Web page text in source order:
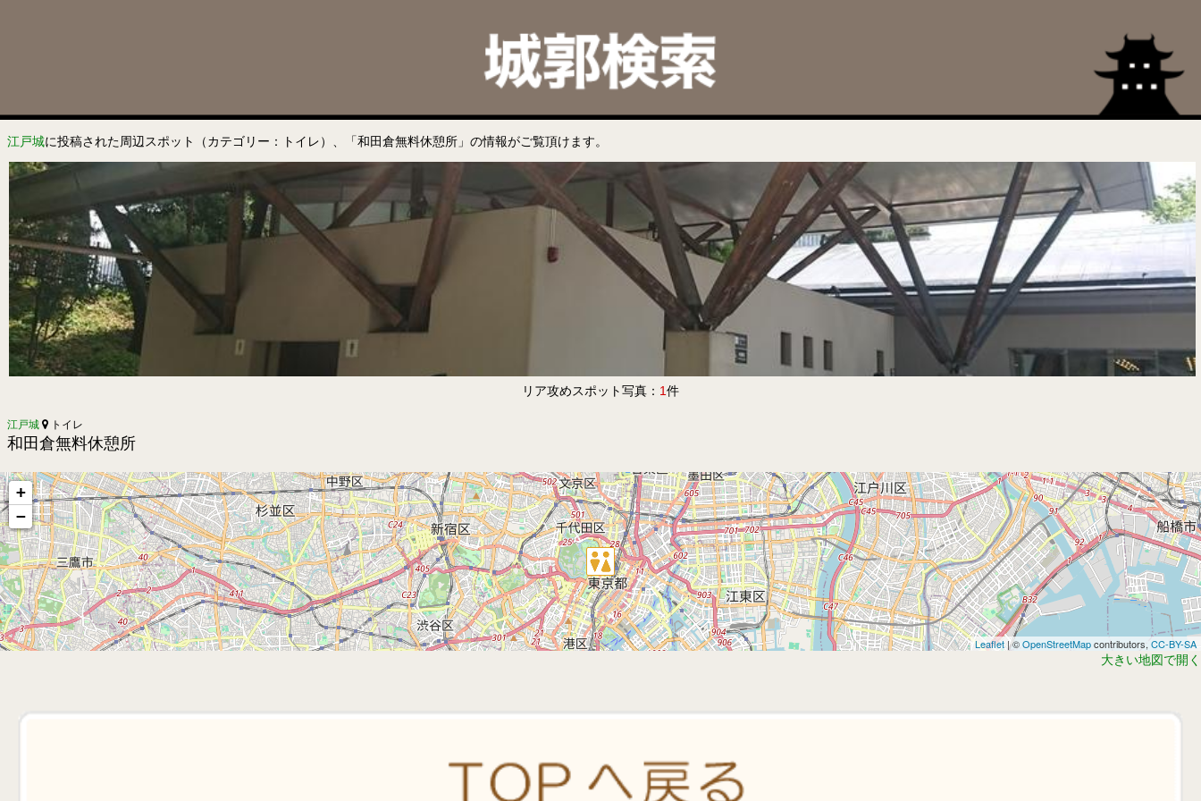
江戸城に投稿された周辺スポット（カテゴリー：トイレ）、「和田倉無料休憩所」の情報がご覧頂けます。
リア攻めスポット写真： 1件
江戸城 トイレ
和田倉無料休憩所
+
−
Leaflet| ©OpenStreetMapcontributors, CC-BY-SA
大きい地図で開く